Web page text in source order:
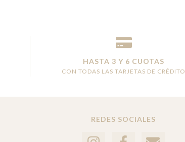
HASTA 3 Y 6 CUOTAS
CON TODAS LAS TARJETAS DE CRÉDITO
REDES SOCIALES